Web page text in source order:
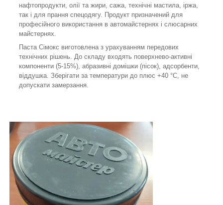
нафтопродукти, олії та жири, сажа, технічні мастила, іржа,
так і для прання спецодягу. Продукт призначений для
професійного використання в автомайстернях і слюсарних
майстернях.
Паста Сімокс виготовлена з урахуванням передових
технічних рішень. До складу входять поверхнево-активні
компоненти (5-15%), абразивні домішки (пісок), адсорбенти,
віддушка. Зберігати за температури до плюс +40 °C, не
допускати замерзання.